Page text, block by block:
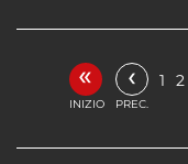
«
INIZIO
‹
PREC.
1 2